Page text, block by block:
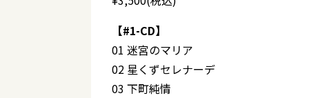
【#1-CD】
01 迷宮のマリア
02 星くずセレナーデ
03 下町純情